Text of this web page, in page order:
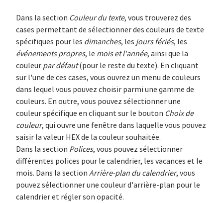
Dans la section Couleur du texte, vous trouverez des
cases permettant de sélectionner des couleurs de texte
spécifiques pour les dimanches, les jours fériés, les
événements propres, le mois et l'année, ainsi que la
couleur par défaut(pour le reste du texte). En cliquant
sur l'une de ces cases, vous ouvrez un menu de couleurs
dans lequel vous pouvez choisir parmi une gamme de
couleurs. En outre, vous pouvez sélectionner une
couleur spécifique en cliquant sur le bouton Choix de
couleur, qui ouvre une fenêtre dans laquelle vous pouvez
saisir la valeur HEX de la couleur souhaitée.
Dans la section Polices, vous pouvez sélectionner
différentes polices pour le calendrier, les vacances et le
mois. Dans la section Arrière-plan du calendrier, vous
pouvez sélectionner une couleur d'arrière-plan pour le
calendrier et régler son opacité.